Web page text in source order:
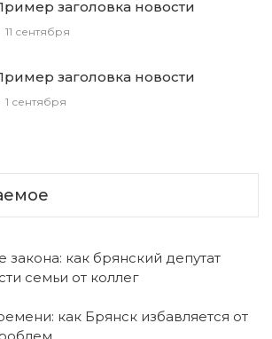
заголовка новости
11 сентября
заголовка новости
1 сентября
закона: как брянский депутат
семьи от коллег
как Брянск избавляется от